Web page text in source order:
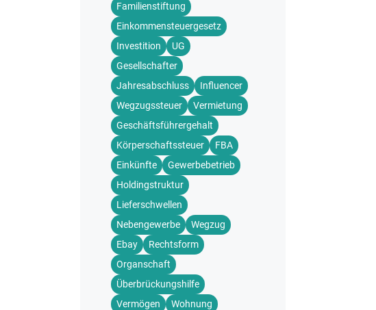
Familienstiftung
Einkommensteuergesetz
Investition
UG
Gesellschafter
Jahresabschluss
Influencer
Wegzugssteuer
Vermietung
Geschäftsführergehalt
Körperschaftssteuer
FBA
Einkünfte
Gewerbebetrieb
Holdingstruktur
Lieferschwellen
Nebengewerbe
Wegzug
Ebay
Rechtsform
Organschaft
Überbrückungshilfe
Vermögen
Wohnung